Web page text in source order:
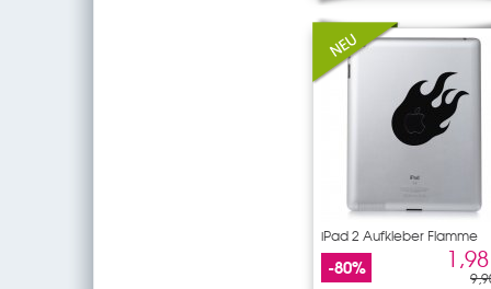
iPad 2 Aufkleber Flamme
-80%